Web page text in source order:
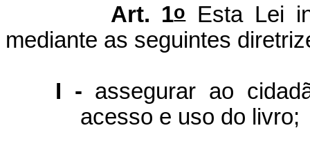
Art. 1oEsta Lei
mediante as seguintes
I - assegurar ao
acesso e uso do livro;